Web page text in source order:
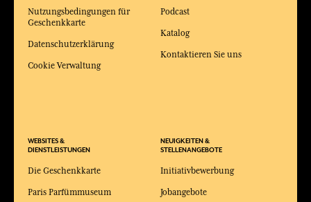
Nutzungsbedingungen für
Geschenkkarte
Datenschutzerklärung
Cookie Verwaltung
WEBSITES &
DIENSTLEISTUNGEN
Die Geschenkkarte
Paris Parfümmuseum
Podcast
Katalog
Kontaktieren Sie uns
NEUIGKEITEN &
STELLENANGEBOTE
Initiativbewerbung
Jobangebote